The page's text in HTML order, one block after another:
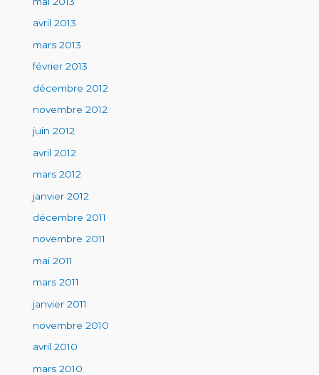
avril 2013
mars 2013
février 2013
décembre 2012
novembre 2012
juin 2012
avril 2012
mars 2012
janvier 2012
décembre 2011
novembre 2011
mai 2011
mars 2011
janvier 2011
novembre 2010
avril 2010
mars 2010